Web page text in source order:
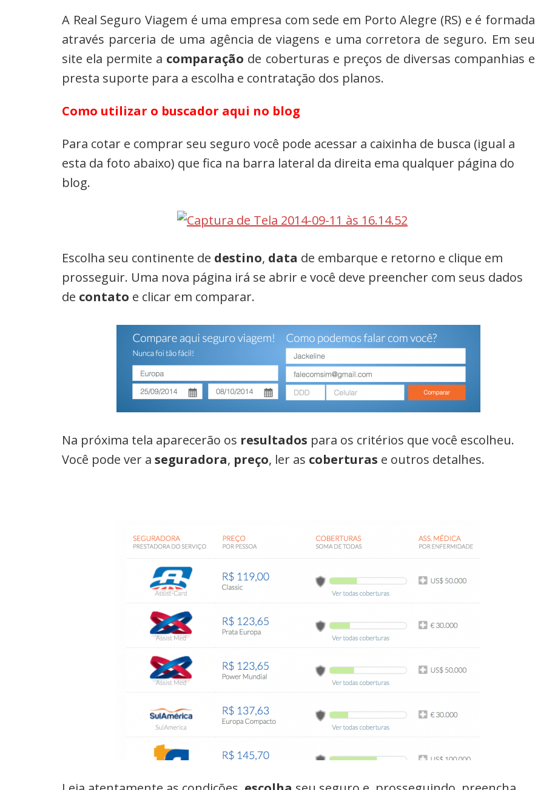
A Real Seguro Viagem é uma empresa com sede em Porto Alegre (RS) e é formada
através parceria de uma agência de viagens e uma corretora de seguro. Em seu
site ela permite a comparação de coberturas e preços de diversas companhias e
presta suporte para a escolha e contratação dos planos.
Como utilizar o buscador aqui no blog
Para cotar e comprar seu seguro você pode acessar a caixinha de busca (igual a
esta da foto abaixo) que fica na barra lateral da direita ema qualquer página do
blog.
Escolha seu continente de destino, data de embarque e retorno e clique em
prosseguir. Uma nova página irá se abrir e você deve preencher com seus dados
de contato e clicar em comparar.
Na próxima tela aparecerão os resultados para os critérios que você escolheu.
Você pode ver a seguradora, preço, ler as coberturas e outros detalhes.